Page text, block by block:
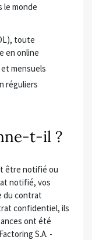
monde
toute
en online
mensuels
réguliers
t-il ?
être notifié ou
notifié, vos
du contrat
confidentiel, ils
ont été
S.A. -